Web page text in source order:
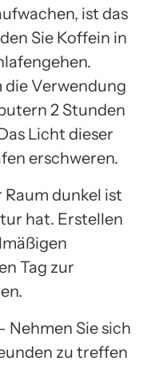
ist das
Sie Koffein in
die Verwendung
2 Stunden
Licht dieser
erschweren.
Raum dunkel ist
hat. Erstellen
Tag zur
Nehmen Sie sich
zu treffen